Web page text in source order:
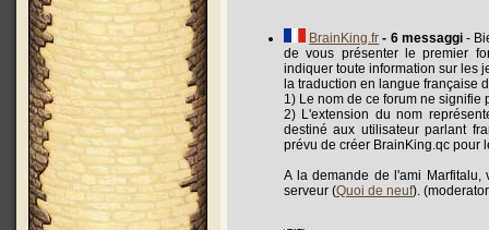
BrainKing.fr - 6 messaggi-
de vous présenter le premier
indiquer toute information sur les
la traduction en langue française
1) Le nom de ce forum ne
2) L'extension du nom
destiné aux utilisateur parlant
prévu de créer BrainKing.qc pour
A la demande de l'ami Marfitalu,
serveur (Quoi de neuf).